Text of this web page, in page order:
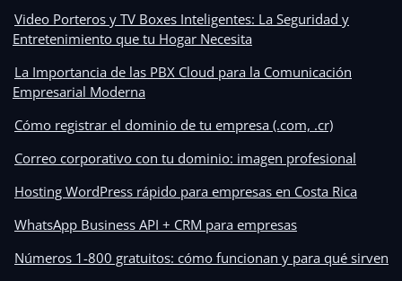
Video Porteros y TV Boxes Inteligentes: La Seguridad y
Entretenimiento que tu Hogar Necesita
La Importancia de las PBX Cloud para la Comunicación
Empresarial Moderna
Cómo registrar el dominio de tu empresa (.com, .cr)
Correo corporativo con tu dominio: imagen profesional
Hosting WordPress rápido para empresas en Costa Rica
WhatsApp Business API + CRM para empresas
Números 1-800 gratuitos: cómo funcionan y para qué sirven